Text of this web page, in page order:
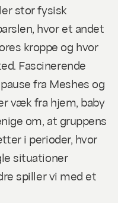
stor fysisk
hvor et andet
kroppe og hvor
Fascinerende
fra Meshes og
væk fra hjem, baby
om, at gruppens
i perioder, hvor
situationer
spiller vi med et